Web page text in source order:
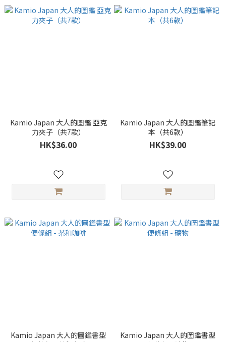
Kamio Japan 大人的圖鑑 亞克
力夾子（共7款）
HK$36.00
Kamio Japan 大人的圖鑑筆記
本（共6款）
HK$39.00
Kamio Japan 大人的圖鑑書型
Kamio Japan 大人的圖鑑書型